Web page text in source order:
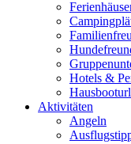
Hotels &
Aktivitäten
Angeln